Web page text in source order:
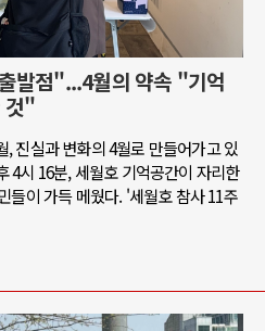
발점"...4월의 약속 "기억
것"
진실과 변화의 4월로 만들어가고 있
4시 16분, 세월호 기억공간이 자리한
들이 가득 메웠다. '세월호 참사 11주